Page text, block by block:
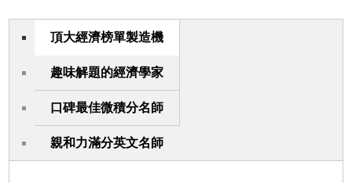
頂大經濟榜單製造機
趣味解題的經濟學家
口碑最佳微積分名師
親和力滿分英文名師